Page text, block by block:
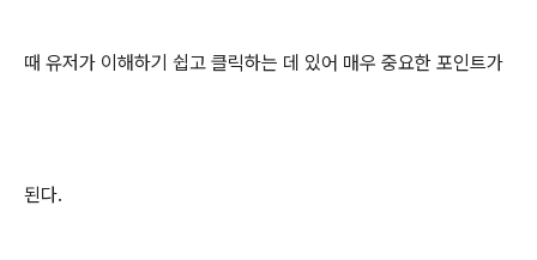
때 유저가 이해하기 쉽고 클릭하는 데 있어 매우 중요한 포인트가
된다.